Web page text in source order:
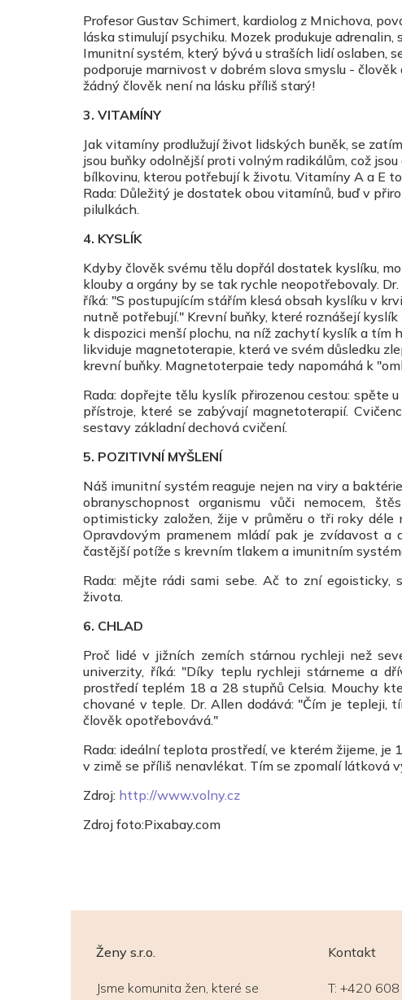
Profesor Gustav Schimert, kardiolog z Mnichova,
láska stimulují psychiku. Mozek produkuje
Imunitní systém, který bývá u straších lidí oslaben,
podporuje marnivost v dobrém slova smyslu -
žádný člověk není na lásku příliš starý!
3. VITAMÍNY
Jak vitamíny prodlužují život lidských buněk, se
jsou buňky odolnější proti volným radikálům, což
bílkovinu, kterou potřebují k životu. Vitamíny A a E
Rada: Důležitý je dostatek obou vitamínů, buď v
pilulkách.
4. KYSLÍK
Kdyby člověk svému tělu dopřál dostatek kyslíku,
klouby a orgány by se tak rychle neopotřebovaly.
říká: "S postupujícím stářím klesá obsah kyslíku v
nutně potřebují." Krevní buňky, které roznášejí
k dispozici menší plochu, na níž zachytí kyslík a tím
likviduje magnetoterapie, která ve svém důsledku
krevní buňky. Magnetoterpaie tedy napomáhá k
Rada: dopřejte tělu kyslík přirozenou cestou: spěte
přístroje, které se zabývají magnetoterapií.
sestavy základní dechová cvičení.
5. POZITIVNÍ MYŠLENÍ
Náš imunitní systém reaguje nejen na viry a
obranyschopnost organismu vůči nemocem,
optimisticky založen, žije v průměru o tři roky
Opravdovým pramenem mládí pak je zvídavost
častější potíže s krevním tlakem a imunitním
Rada: mějte rádi sami sebe. Ač to zní egoisticky,
života.
6. CHLAD
Proč lidé v jižních zemích stárnou rychleji než
univerzity, říká: "Díky teplu rychleji stárneme a
prostředí teplém 18 a 28 stupňů Celsia. Mouchy
chované v teple. Dr. Allen dodává: "Čím je
člověk opotřebovává."
Rada: ideální teplota prostředí, ve kterém žijeme,
v zimě se příliš nenavlékat. Tím se zpomalí látková
Zdroj: http://www.volny.cz
Zdroj foto:Pixabay.com
Ženy s.r.o.
Jsme komunita žen, které se
Kontakt
T: +420